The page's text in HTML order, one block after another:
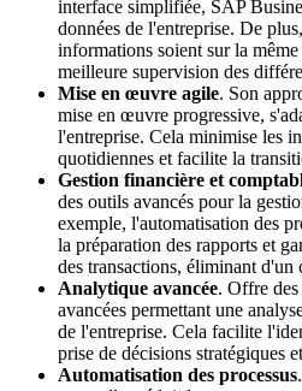
interface simplifiée, SAP
données de l'entreprise. De
informations soient sur la
meilleure supervision des
Mise en œuvre agile. Son
mise en œuvre progressive,
l'entreprise. Cela minimise les
quotidiennes et facilite la
Gestion financière et
des outils avancés pour la
exemple, l'automatisation des
la préparation des rapports et
des transactions, éliminant d'un
Analytique avancée. Offre
avancées permettant une
de l'entreprise. Cela facilite
prise de décisions stratégiques
Automatisation des processus